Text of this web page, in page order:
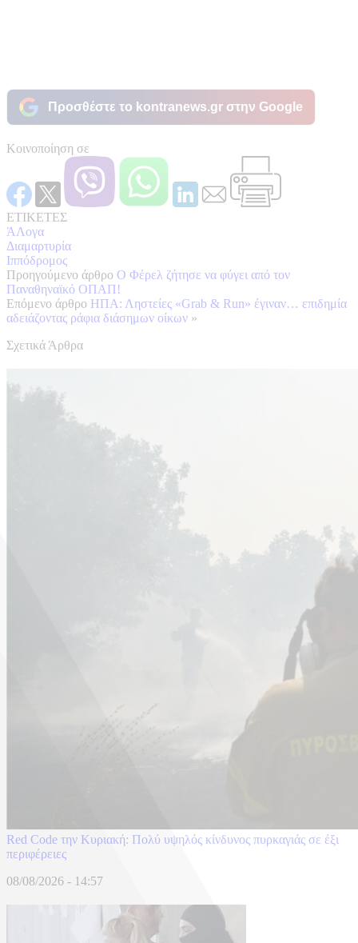
Προσθέστε το kontranews.gr στην Google
Κοινοποίηση σε
ΕΤΙΚΕΤΕΣ
ΆΛογα
Διαμαρτυρία
Ιππόδρομος
Προηγούμενο άρθρο Ο Φέρελ ζήτησε να φύγει από τον
Παναθηναϊκό ΟΠΑΠ!
Επόμενο άρθρο ΗΠΑ: Ληστείες «Grab & Run» έγιναν… επιδημία
αδειάζοντας ράφια διάσημων οίκων »
Σχετικά Άρθρα
Red Code την Κυριακή: Πολύ υψηλός κίνδυνος πυρκαγιάς σε έξι
περιφέρειες
08/08/2026 - 14:57